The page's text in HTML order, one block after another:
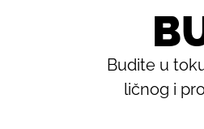
Budite u
ličnog i